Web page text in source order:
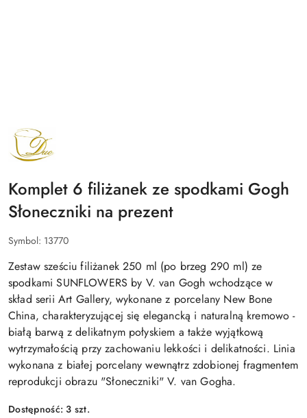
NAZWA
PRODUCENTA:
DUO
Komplet 6 filiżanek ze spodkami Gogh
Słoneczniki na prezent
Symbol: 13770
Zestaw sześciu filiżanek 250 ml (po brzeg 290 ml) ze
spodkami SUNFLOWERS by V. van Gogh wchodzące w
skład serii Art Gallery, wykonane z porcelany New Bone
China, charakteryzującej się elegancką i naturalną kremowo -
białą barwą z delikatnym połyskiem a także wyjątkową
wytrzymałością przy zachowaniu lekkości i delikatności. Linia
wykonana z białej porcelany wewnątrz zdobionej fragmentem
reprodukcji obrazu "Słoneczniki" V. van Gogha.
Dostępność:3 szt.